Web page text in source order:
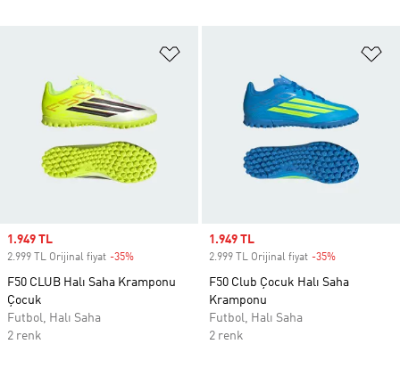
Sale price
1.949 TL
2.999 TL Orijinal fiyat -35%
F50 CLUB Halı Saha Kramponu
Çocuk
Futbol, Halı Saha
2 renk
Sale price
1.949 TL
2.999 TL Orijinal fiyat -35%
F50 Club Çocuk Halı Saha
Kramponu
Futbol, Halı Saha
2 renk